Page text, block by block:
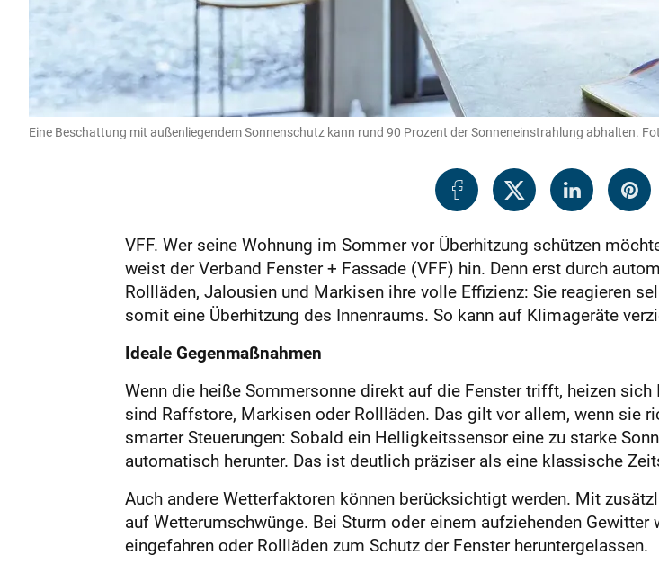
Eine Beschattung mit außenliegendem Sonnenschutz kann rund 90 Prozent der Sonneneinstrahlung abhalten.
VFF. Wer seine Wohnung im Sommer vor Überhitzung schützen
weist der Verband Fenster + Fassade (VFF) hin. Denn erst durch
Rollläden, Jalousien und Markisen ihre volle Effizienz: Sie reagieren
somit eine Überhitzung des Innenraums. So kann auf Klimageräte
Ideale Gegenmaßnahmen
Wenn die heiße Sommersonne direkt auf die Fenster trifft, heizen
sind Raffstore, Markisen oder Rollläden. Das gilt vor allem, wenn sie
smarter Steuerungen: Sobald ein Helligkeitssensor eine zu starke
automatisch herunter. Das ist deutlich präziser als eine klassische
Auch andere Wetterfaktoren können berücksichtigt werden. Mit
auf Wetterumschwünge. Bei Sturm oder einem aufziehenden
eingefahren oder Rollläden zum Schutz der Fenster heruntergelassen.